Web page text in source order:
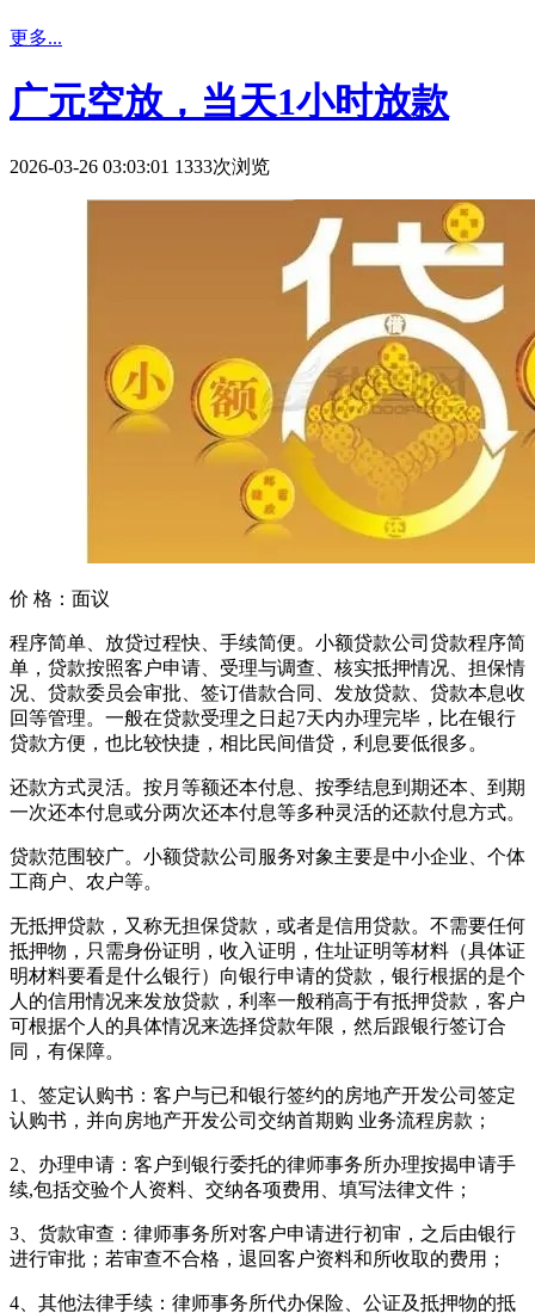
更多...
广元空放，当天1小时放款
2026-03-26 03:03:01 1333次浏览
价 格： 面议
程序简单、放贷过程快、手续简便。小额贷款公司贷款程序简
单，贷款按照客户申请、受理与调查、核实抵押情况、担保情
况、贷款委员会审批、签订借款合同、发放贷款、贷款本息收
回等管理。一般在贷款受理之日起7天内办理完毕，比在银行
贷款方便，也比较快捷，相比民间借贷，利息要低很多。
还款方式灵活。按月等额还本付息、按季结息到期还本、到期
一次还本付息或分两次还本付息等多种灵活的还款付息方式。
贷款范围较广。小额贷款公司服务对象主要是中小企业、个体
工商户、农户等。
无抵押贷款，又称无担保贷款，或者是信用贷款。不需要任何
抵押物，只需身份证明，收入证明，住址证明等材料（具体证
明材料要看是什么银行）向银行申请的贷款，银行根据的是个
人的信用情况来发放贷款，利率一般稍高于有抵押贷款，客户
可根据个人的具体情况来选择贷款年限，然后跟银行签订合
同，有保障。
1、签定认购书：客户与已和银行签约的房地产开发公司签定
认购书，并向房地产开发公司交纳首期购 业务流程房款；
2、办理申请：客户到银行委托的律师事务所办理按揭申请手
续,包括交验个人资料、交纳各项费用、填写法律文件；
3、货款审查：律师事务所对客户申请进行初审，之后由银行
进行审批；若审查不合格，退回客户资料和所收取的费用；
4、其他法律手续：律师事务所代办保险、公证及抵押物的抵